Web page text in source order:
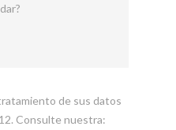
de sus datos
Consulte nuestra: